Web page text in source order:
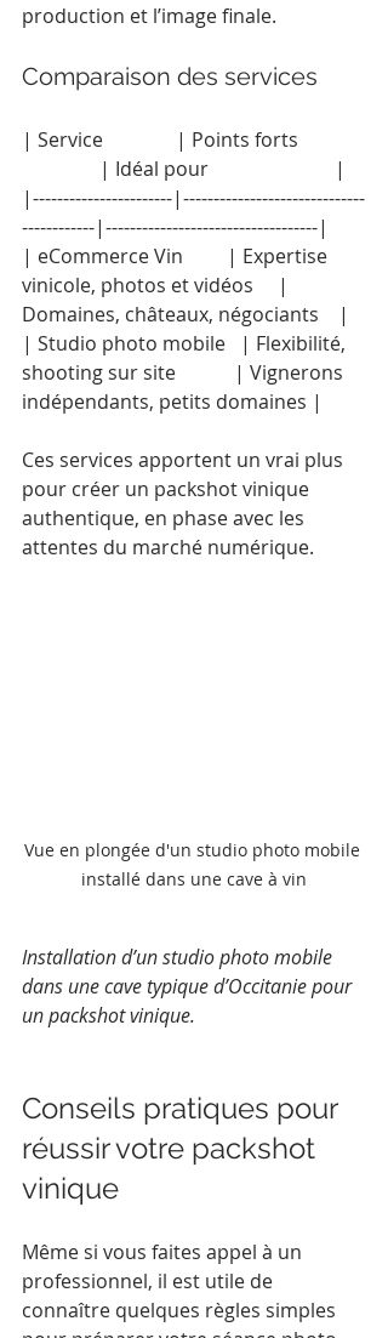
production et l’image finale.
Comparaison des services
| Service               | Points forts
                | Idéal pour                          |
|-----------------------|------------------------------
------------|-----------------------------------|
| eCommerce Vin         | Expertise
vinicole, photos et vidéos     |
Domaines, châteaux, négociants    |
| Studio photo mobile   | Flexibilité,
shooting sur site            | Vignerons
indépendants, petits domaines |
Ces services apportent un vrai plus
pour créer un packshot vinique
authentique, en phase avec les
attentes du marché numérique.
Vue en plongée d'un studio photo mobile
installé dans une cave à vin
Installation d’un studio photo mobile
dans une cave typique d’Occitanie pour
un packshot vinique.
Conseils pratiques pour
réussir votre packshot
vinique
Même si vous faites appel à un
professionnel, il est utile de
connaître quelques règles simples